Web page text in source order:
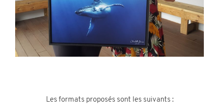
Les formats proposés sont les suivants :